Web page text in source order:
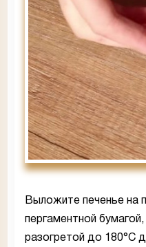
Выложите печенье на
пергаментной
разогретой до 180°С